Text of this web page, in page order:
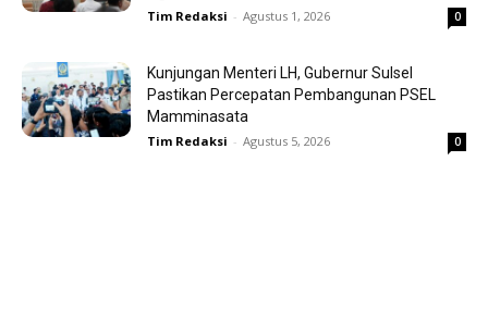
Tim Redaksi - Agustus 1, 2026 0
Kunjungan Menteri LH, Gubernur Sulsel
Pastikan Percepatan Pembangunan PSEL
Mamminasata
Tim Redaksi - Agustus 5, 2026 0